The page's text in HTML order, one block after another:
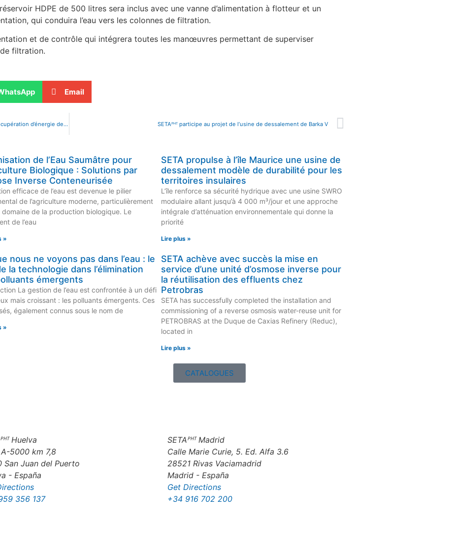
HDPE de 500 litres sera inclus avec une vanne d’alimentation à flotteur et un
qui conduira l’eau vers les colonnes de filtration.
et de contrôle qui intégrera toutes les manœuvres permettant de superviser
filtration.
Email
SETAᴾᴴᵀ, a attribué la station de traitement des eaux pour le centre de récupération d’énergie de Kelvin SETAᴾᴴᵀ participe au projet de l’usine de dessalement de Barka V
de l’Eau Saumâtre pour
Biologique : Solutions par
Inverse Conteneurisée
efficace de l’eau est devenue le pilier
de l’agriculture moderne, particulièrement
domaine de la production biologique. Le
de l’eau
»
SETA propulse à l’île Maurice une usine de
dessalement modèle de durabilité pour les
territoires insulaires
L’île renforce sa sécurité hydrique avec une usine SWRO
modulaire allant jusqu’à 4 000 m³/jour et une approche
intégrale d’atténuation environnementale qui donne la
priorité
Lire plus »
nous ne voyons pas dans l’eau : le
la technologie dans l’élimination
émergents
La gestion de l’eau est confrontée à un défi
mais croissant : les polluants émergents. Ces
également connus sous le nom de
»
SETA achève avec succès la mise en
service d’une unité d’osmose inverse pour
la réutilisation des effluents chez
Petrobras
SETA has successfully completed the installation and
commissioning of a reverse osmosis water-reuse unit for
PETROBRAS at the Duque de Caxias Refinery (Reduc),
located in
Lire plus »
CATALOGUES
Huelva
5000 km 7,8
San Juan del Puerto
- España
356 137
SETAᴾᴴᵀ Madrid
Calle Marie Curie, 5. Ed. Alfa 3.6
28521 Rivas Vaciamadrid
Madrid - España
Get Directions
+34 916 702 200